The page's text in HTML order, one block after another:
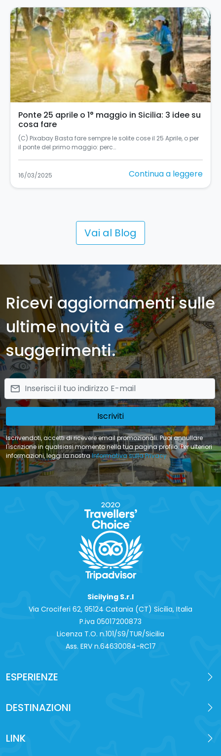
Ponte 25 aprile o 1° maggio in Sicilia: 3 idee su
cosa fare
(C) Pixabay Basta fare sempre le solite cose il 25 Aprile, o per
il ponte del primo maggio: perc…
16/03/2025 Continua a leggere
Vai al Blog
Ricevi aggiornamenti sulle
ultime novità e
suggerimenti.
email
Iscriviti
Iscrivendoti, accetti di ricevere email promozionali. Puoi annullare
l'iscrizione in qualsiasi momento nella tua pagina profilo. Per ulteriori
informazioni, leggi la nostraInformativa sulla Privacy
Sicilying S.r.l
Via Crociferi 62, 95124 Catania (CT) Sicilia, Italia
P.iva 0‍5017200873
Licenza T.O. n.101/S9/TUR/Sicilia
Ass. ERV n.64630084-RC17
ESPERIENZE
DESTINAZIONI
LINK